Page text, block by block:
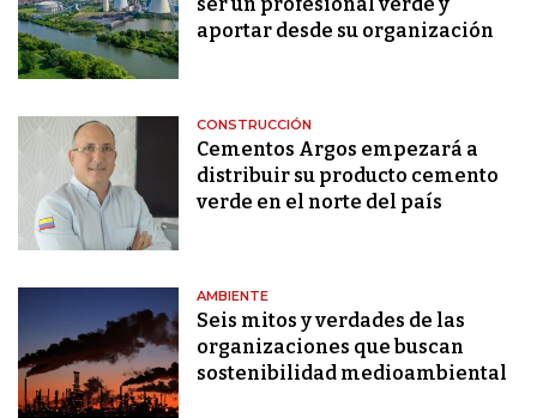
aportar desde su organización
CONSTRUCCIÓN
Cementos Argos empezará a
distribuir su producto cemento
verde en el norte del país
AMBIENTE
Seis mitos y verdades de las
organizaciones que buscan
sostenibilidad medioambiental